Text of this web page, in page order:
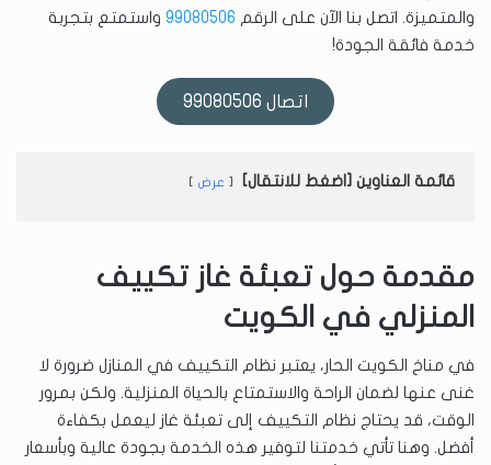
والمتميزة. اتصل بنا الآن على الرقم 99080506 واستمتع بتجربة
خدمة فائقة الجودة!
اتصال 99080506
قائمة العناوين [اضغط للانتقال] عرض
مقدمة حول تعبئة غاز تكييف
المنزلي في الكويت
في مناخ الكويت الحار، يعتبر نظام التكييف في المنازل ضرورة لا
غنى عنها لضمان الراحة والاستمتاع بالحياة المنزلية. ولكن بمرور
الوقت، قد يحتاج نظام التكييف إلى تعبئة غاز ليعمل بكفاءة
أفضل. وهنا تأتي خدمتنا لتوفير هذه الخدمة بجودة عالية وبأسعار